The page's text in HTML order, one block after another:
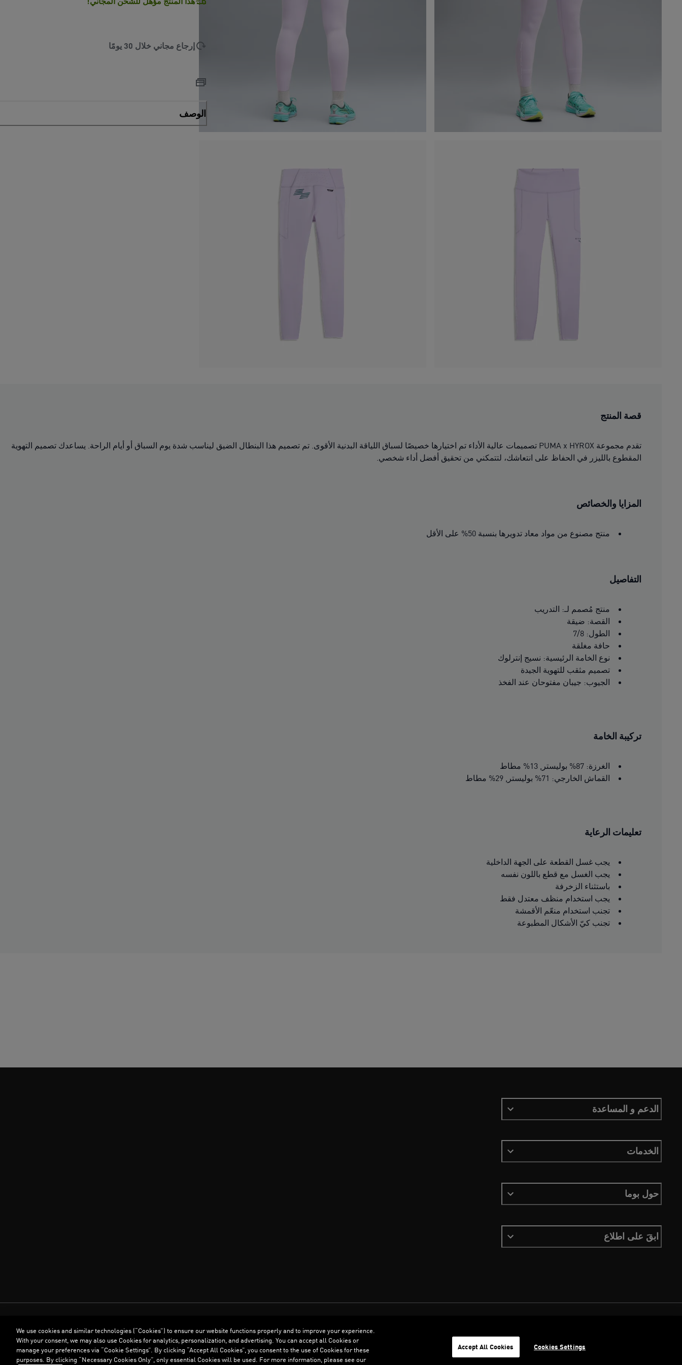
إرجاع مجاني خلال 30 يومًا
الوصف
قصة المنتج
تقدم مجموعة PUMA x HYROX تصميمات عالية الأداء تم اختيارها خصيصًا لسباق اللياقة البدنية الأقوى. تم تصميم هذا البنطال الضيق ليناسب شدة يوم السباق أو أيام الراحة. يساعدك تصميم التهوية
المقطوع بالليزر في الحفاظ على انتعاشك، لتتمكني من تحقيق أفضل أداء شخصي.
المزايا والخصائص
منتج مصنوع من مواد معاد تدويرها بنسبة 50% على الأقل
التفاصيل
منتج مُصمم لـ: التدريب
القصة: ضيقة
الطول: 7/8
حافة مغلقة
نوع الخامة الرئيسية: نسيج إنترلوك
تصميم مثقب للتهوية الجيدة
الجيوب: جيبان مفتوحان عند الفخذ
تركيبة الخامة
الغرزة: 87% بوليستر, 13% مطاط
القماش الخارجي: 71% بوليستر, 29% مطاط
تعليمات الرعاية
يجب غسل القطعة على الجهة الداخلية
يجب الغسل مع قطع باللون نفسه
باستثناء الزخرفة
يجب استخدام منظف معتدل فقط
تجنب استخدام منعّم الأقمشة
تجنب كيّ الأشكال المطبوعة
الدعم و المساعدة
الخدمات
حول بوما
ابقَ على اطلاع
العربية
We use cookies and similar technologies (“Cookies”) to ensure our website functions properly and to improve your experience.
With your consent, we may also use Cookies for analytics, personalization, and advertising. You can accept all Cookies or
manage your preferences via “Cookie Settings”. By clicking “Accept All Cookies”, you consent to the use of Cookies for these
purposes. By clicking “Necessary Cookies Only”, only essential Cookies will be used. For more information, please see our
Cookies Settings
Accept All Cookies